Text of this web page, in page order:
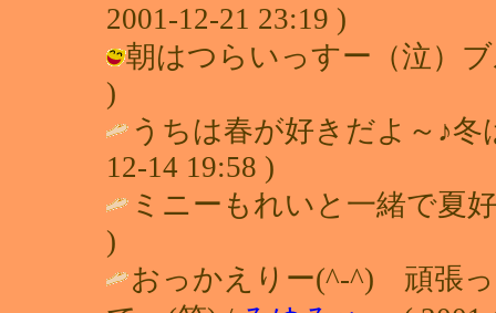
2001-12-21 23:19 )
朝はつらいっすー（泣）
)
うちは春が好きだよ～♪
12-14 19:58 )
ミニーもれいと一緒で夏
)
おっかえりー(^-^) 頑張